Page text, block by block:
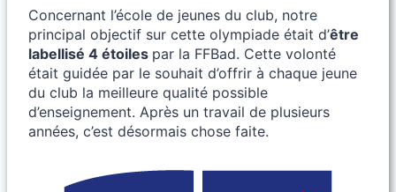
Concernant l’école de jeunes du club, notre
principal objectif sur cette olympiade était d’être
labellisé 4 étoiles par la FFBad. Cette volonté
était guidée par le souhait d’offrir à chaque jeune
du club la meilleure qualité possible
d’enseignement. Après un travail de plusieurs
années, c’est désormais chose faite.